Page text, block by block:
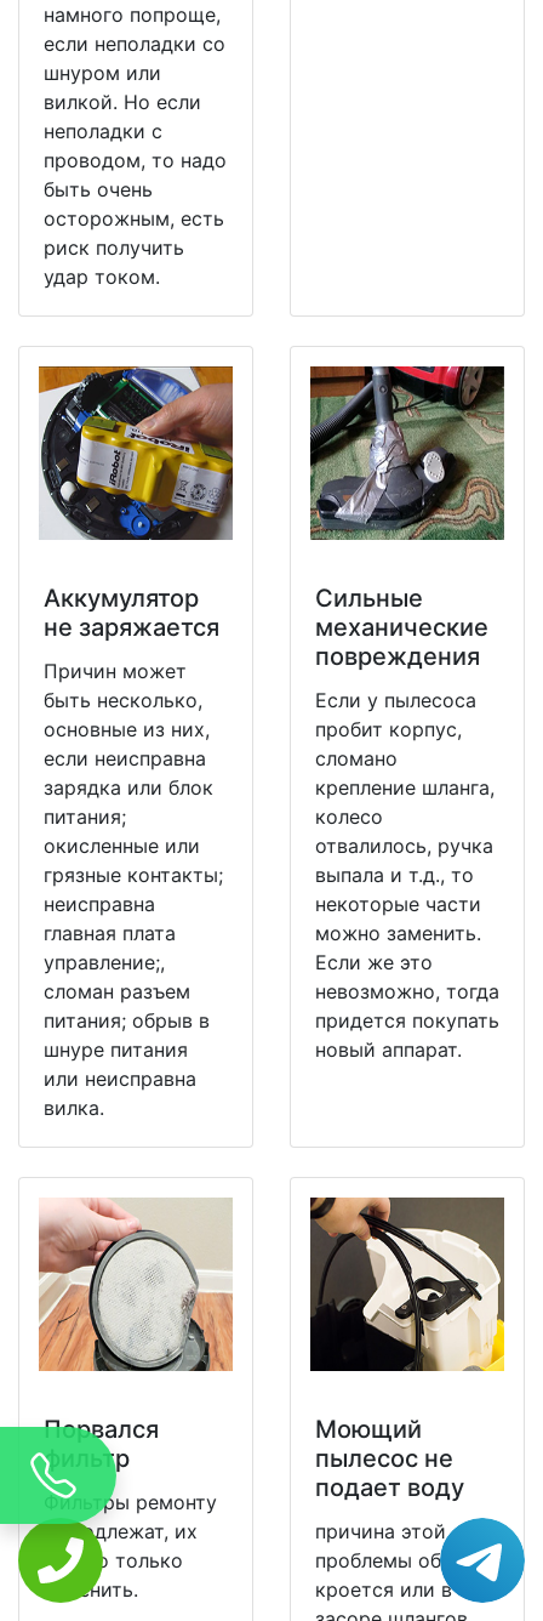
намного попроще,
если неполадки со
шнуром или
вилкой. Но если
неполадки с
проводом, то надо
быть очень
осторожным, есть
риск получить
удар током.
Аккумулятор
не заряжается
Причин может
быть несколько,
основные из них,
если неисправна
зарядка или блок
питания;
окисленные или
грязные контакты;
неисправна
главная плата
управление;,
сломан разъем
питания; обрыв в
шнуре питания
или неисправна
вилка.
Сильные
механические
повреждения
Если у пылесоса
пробит корпус,
сломано
крепление шланга,
колесо
отвалилось, ручка
выпала и т.д., то
некоторые части
можно заменить.
Если же это
невозможно, тогда
придется покупать
новый аппарат.
Порвался
фильтр
Фильтры ремонту
не подлежат, их
можно только
заменить.
Моющий
пылесос не
подает воду
причина этой
проблемы обычно
кроется или в